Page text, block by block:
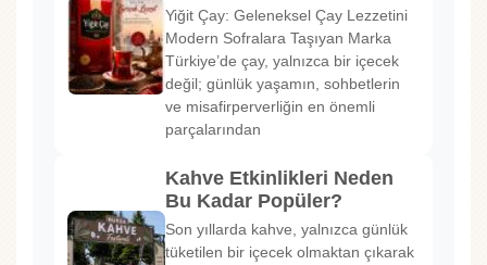
Yiğit Çay: Geleneksel Çay Lezzetini
Modern Sofralara Taşıyan Marka
Türkiye’de çay, yalnızca bir içecek
değil; günlük yaşamın, sohbetlerin
ve misafirperverliğin en önemli
parçalarından
Kahve Etkinlikleri Neden
Bu Kadar Popüler?
Son yıllarda kahve, yalnızca günlük
tüketilen bir içecek olmaktan çıkarak